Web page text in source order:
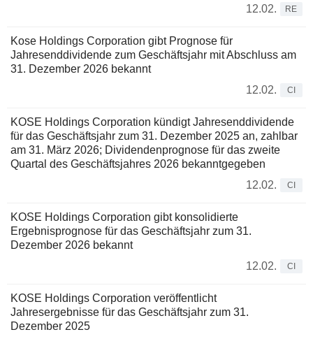
12.02.
RE
Kose Holdings Corporation gibt Prognose für
Jahresenddividende zum Geschäftsjahr mit Abschluss am
31. Dezember 2026 bekannt
12.02.
CI
KOSE Holdings Corporation kündigt Jahresenddividende
für das Geschäftsjahr zum 31. Dezember 2025 an, zahlbar
am 31. März 2026; Dividendenprognose für das zweite
Quartal des Geschäftsjahres 2026 bekanntgegeben
12.02.
CI
KOSE Holdings Corporation gibt konsolidierte
Ergebnisprognose für das Geschäftsjahr zum 31.
Dezember 2026 bekannt
12.02.
CI
KOSE Holdings Corporation veröffentlicht
Jahresergebnisse für das Geschäftsjahr zum 31.
Dezember 2025